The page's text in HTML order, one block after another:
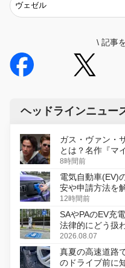
\ 記事
ヘッドラインニュー
ガス・ヴァン・
とは？名作『マ
初のデジタルリ
8時間前
電気自動車(EV)
安や申請方法を
12時間前
SAやPAのEV充
法律的にどう扱
2026.08.07
真夏の高速道路
のドライブ前に